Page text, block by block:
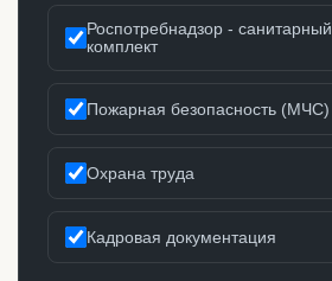
Роспотребнадзор - санитарный
комплект
Пожарная безопасность (МЧС)
Охрана труда
Кадровая документация